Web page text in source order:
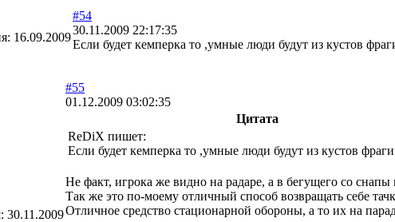
16.09.2009
#54
30.11.2009 22:17:35
Если будет кемперка то ,умные люди будут из кустов
30.11.2009
#55
01.12.2009 03:02:35
Цитата
ReDiX пишет:
Если будет кемперка то ,умные люди будут из кустов
Не факт, игрока же видно на радаре, а в бегущего со
Так же это по-моему отличный способ возвращать себе
Отличное средство стационарной обороны, а то их на